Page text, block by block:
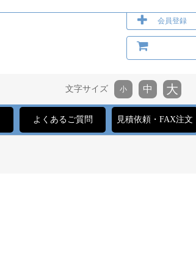
会員登録
文字サイズ
よくあるご質問 見積依頼・FAX注文